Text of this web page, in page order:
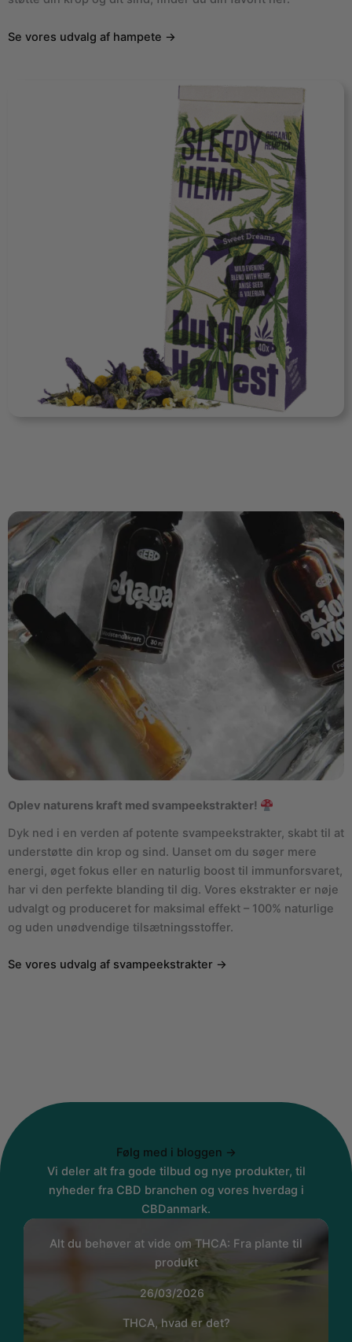
Se vores udvalg af hampete →
Oplev naturens kraft med svampeekstrakter!
Dyk ned i en verden af potente svampeekstrakter, skabt til at
understøtte din krop og sind. Uanset om du søger mere
energi, øget fokus eller en naturlig boost til immunforsvaret,
har vi den perfekte blanding til dig. Vores ekstrakter er nøje
udvalgt og produceret for maksimal effekt – 100% naturlige
og uden unødvendige tilsætningsstoffer.
Se vores udvalg af svampeekstrakter →
Følg med i bloggen →
Vi deler alt fra gode tilbud og nye produkter, til
nyheder fra CBD branchen og vores hverdag i
CBDanmark.
Alt du behøver at vide om THCA: Fra plante til
produkt
26/03/2026
THCA, hvad er det?